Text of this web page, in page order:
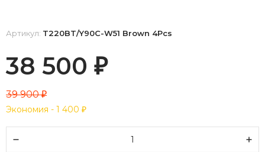
Артикул: T220BT/Y90C-W51 Brown 4Pcs
38 500 ₽
39 900₽
Экономия - 1 400 ₽